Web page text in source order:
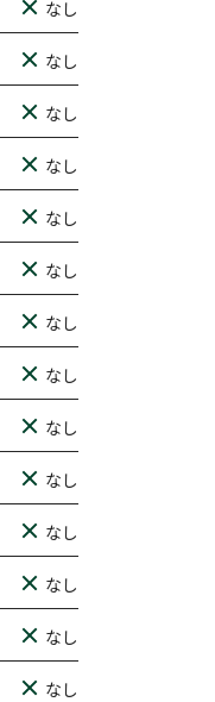
なし
なし
なし
なし
なし
なし
なし
なし
なし
なし
なし
なし
なし
なし